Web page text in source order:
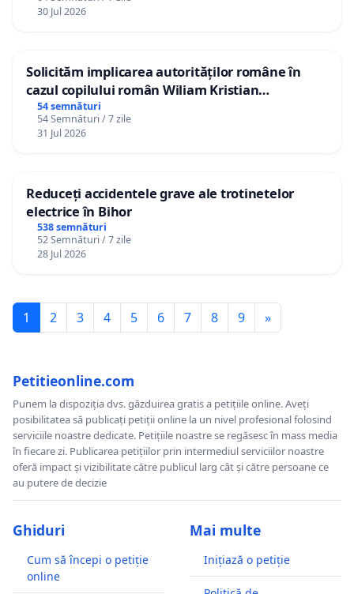
30 Jul 2026
Solicităm implicarea autorităților române în
cazul copilului român Wiliam Kristian
Gheorghe, aflat în plasament în Danemarca de
12 ani
54 semnături
54 Semnături / 7 zile
31 Jul 2026
Reduceți accidentele grave ale trotinetelor
electrice în Bihor
538 semnături
52 Semnături / 7 zile
28 Jul 2026
1 2 3 4 5 6 7 8 9 »
Petitieonline.com
Punem la dispoziția dvs. găzduirea gratis a petițiile online. Aveți
posibilitatea să publicați petiții online la un nivel profesional folosind
serviciile noastre dedicate. Petițiile noastre se regăsesc în mass media
în fiecare zi. Publicarea petițiilor prin intermediul serviciilor noastre
oferă impact și vizibilitate către publicul larg cât și către persoane ce
au putere de decizie
Ghiduri
Cum să începi o petiție
online
Mai multe
Inițiază o petiție